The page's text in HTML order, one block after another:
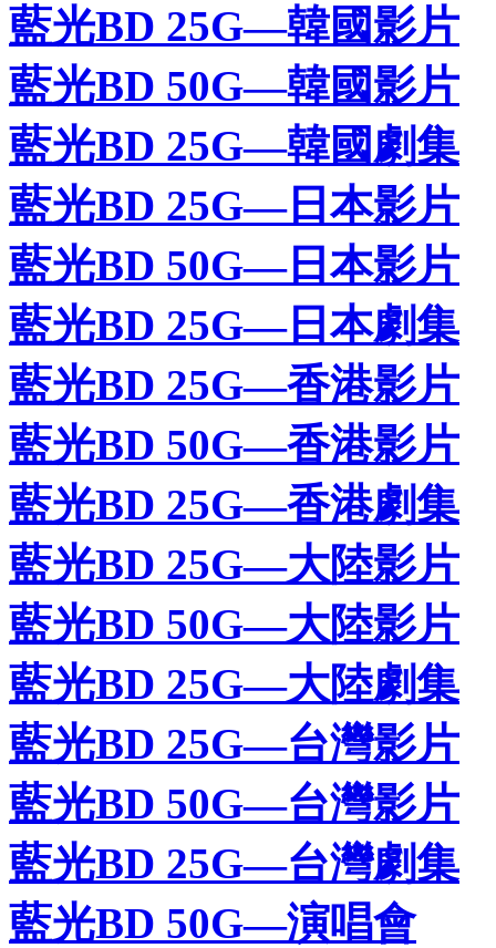
藍光BD 25G—韓國影片
藍光BD 50G—韓國影片
藍光BD 25G—韓國劇集
藍光BD 25G—日本影片
藍光BD 50G—日本影片
藍光BD 25G—日本劇集
藍光BD 25G—香港影片
藍光BD 50G—香港影片
藍光BD 25G—香港劇集
藍光BD 25G—大陸影片
藍光BD 50G—大陸影片
藍光BD 25G—大陸劇集
藍光BD 25G—台灣影片
藍光BD 50G—台灣影片
藍光BD 25G—台灣劇集
藍光BD 50G—演唱會